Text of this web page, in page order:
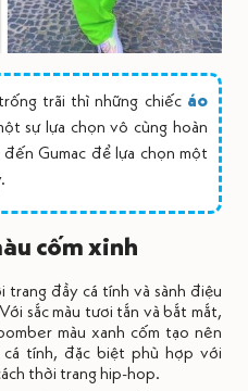
trãi thì những chiếc áo
sự lựa chọn vô cùng hoàn
Gumac để lựa chọn một
cốm xinh
đầy cá tính và sành điệu
sắc màu tươi tắn và bắt mắt,
màu xanh cốm tạo nên
tính, đặc biệt phù hợp với
thời trang hip-hop.